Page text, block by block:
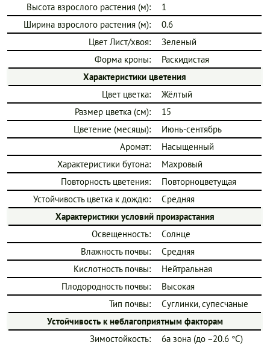
Высота взрослого растения (м):
1
Ширина взрослого растения (м):
0.6
Цвет Лист/хвоя:
Зеленый
Форма кроны:
Раскидистая
Характеристики цветения
Цвет цветка:
Жёлтый
Размер цветка (см):
15
Цветение (месяцы):
Июнь-сентябрь
Аромат:
Насыщенный
Характеристики бутона:
Махровый
Повторность цветения:
Повторноцветущая
Устойчивость цветка к дождю:
Средняя
Характеристики условий произрастания
Освещенность:
Солнце
Влажность почвы:
Средняя
Кислотность почвы:
Нейтральная
Плодородность почвы:
Высокая
Тип почвы:
Суглинки, супесчаные
Устойчивость к неблагоприятным факторам
Зимостойкость:
6a зона (до −20.6 °C)